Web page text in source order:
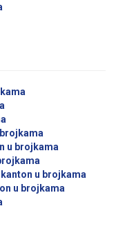
u brojkama
u brojkama
u brojkama